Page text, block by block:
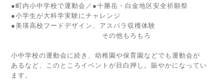
●町内小中学校で運動会／●十勝岳・白金地区安全祈願祭
●小学生が大科学実験にチャレンジ
●美瑛高校フードデザイン、アスパラ収穫体験
その他もろもろ
小中学校の運動会に続き、幼稚園や保育園などでも運動会が
あるなど、このところイベントが目白押し。賑やかになってい
ます。